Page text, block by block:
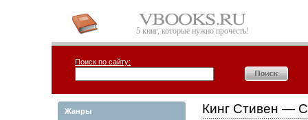
5 книг, которые нужно прочесть!
Поиск по сайту:
Жанры Кинг Стивен —